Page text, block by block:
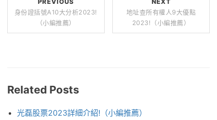
身份證括號A10大分析2023!
（小編推薦）
地址查所有權人9大優點
2023!（小編推薦）
Related Posts
光磊股票2023詳細介紹!（小編推薦）